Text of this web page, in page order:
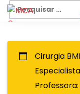
SkipPesquisar
por:
Cirurgia
Professora: